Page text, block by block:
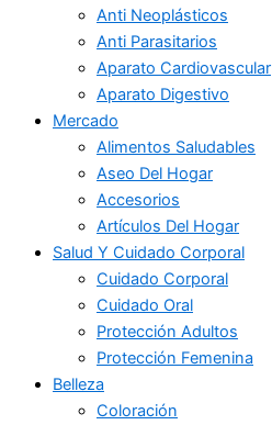
Anti Neoplásticos
Anti Parasitarios
Aparato Cardiovascular
Aparato Digestivo
Mercado
Alimentos Saludables
Aseo Del Hogar
Accesorios
Artículos Del Hogar
Salud Y Cuidado Corporal
Cuidado Corporal
Cuidado Oral
Protección Adultos
Protección Femenina
Belleza
Coloración